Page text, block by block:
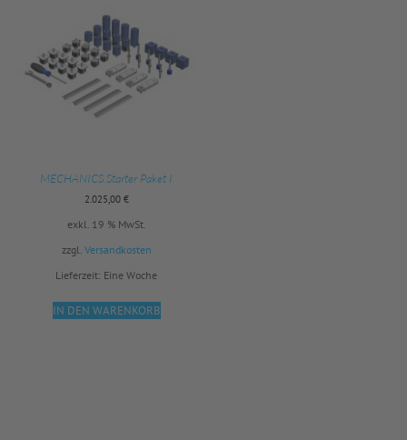
MECHANICS Starter Paket I
2.025,00 €
exkl. 19 % MwSt.
zzgl. Versandkosten
Lieferzeit: Eine Woche
IN DEN WARENKORB